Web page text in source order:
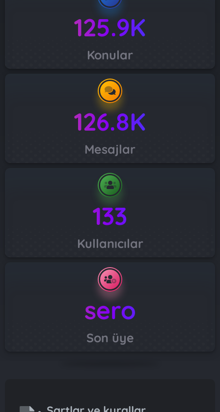
125.9K
Konular
126.8K
Mesajlar
133
Kullanıcılar
sero
Son üye